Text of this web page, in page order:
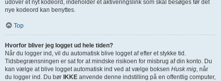
udover et nyt kodeord, indeholder et aktiveringslink som skal besøges før det
nye kodeord kan benyttes.
Top
Hvorfor bliver jeg logget ud hele tiden?
Når du logger ind, vil du automatisk blive logget af efter et stykke tid.
Tidsbegrænsningen er sat for at mindske risikoen for misbrug af din konto. Du
kan vælge at blive logget automatisk ind ved at vælge boksen Husk mig, når
du logger ind. Du bør IKKE anvende denne indstilling på en offentlig computer,